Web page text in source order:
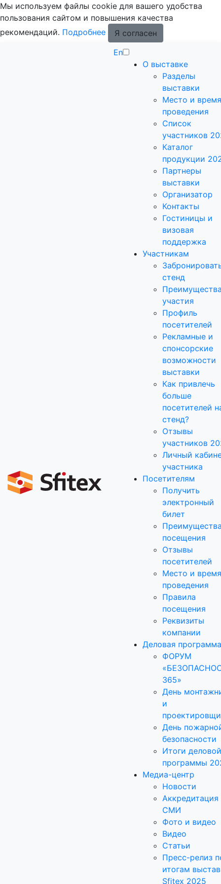
Мы используем файлы cookie для вашего удобства
пользования сайтом и повышения качества
рекомендаций. Подробнее
Я согласен
En
О выставке
Разделы
выставки
Место и время
проведения
Список
участников
Каталог
продукции
Партнеры
выставки
Организатор
Контакты
Гостиницы и
визовая
поддержка
Участникам
стенд
участия
Профиль
посетителей
Рекламные и
спонсорские
возможности
выставки
Как привлечь
больше
посетителей
стенд?
Отзывы
участников
Личный
участника
Посетителям
Получить
электронный
билет
посещения
Отзывы
посетителей
Место и время
проведения
Правила
посещения
Реквизиты
компании
Деловая программа
ФОРУМ
365»
День
и
День
безопасности
Итоги деловой
программы
Медиа-центр
Новости
Аккредитация
СМИ
Фото и видео
Видео
Статьи
Пресс-релиз
итогам
Sfitex 2025